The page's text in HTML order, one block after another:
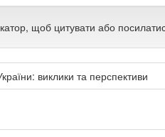
щоб цитувати або
виклики та перспективи